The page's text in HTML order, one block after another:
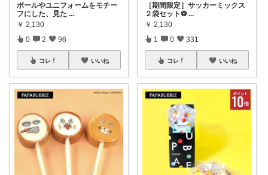
ボールやユニフォームをモチー
フにした、見た ...
￥ 2,130
0 2 96
コレ いいね
［期間限定］サッカーミックス
２袋セット⚽️ ...
￥ 2,130
1 0 331
コレ いいね